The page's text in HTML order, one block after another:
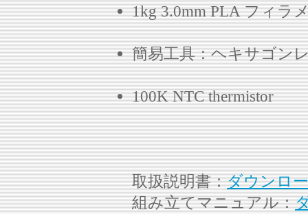
1kg 3.0mm PLA フィラ
簡易工具：ヘキサゴン
100K NTC thermistor
取扱説明書：ダウンロ
組み立てマニュアル：